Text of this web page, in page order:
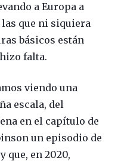
a Europa a
que ni siquiera
básicos están
falta.
viendo una
escala, del
en el capítulo de
un episodio de
que, en 2020,